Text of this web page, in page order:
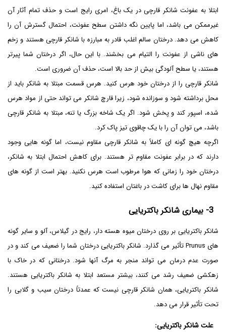
ابتلا به عفونت شانکر قارچی در یک باغ، امری رایج است و حذف تمام آثار آن
غیرممکن می باشد، اما پایین نگه داشتن سطح عفونت، احتمال گسترش آن را
کاهش می دهد. درختان سالم اغلب قادر به مبارزه با شانکر قارچی هستند و زخم
های ناشی از عفونت را التیام می بخشند. با این حال، اگر درختان شما پیرتر
هستند، یا سطح آلودگی بیش از حد بالا است، حذف آن ضروری است.
شانکر قارچی را از درختان خود هرس کنید. هرس قسمت مبتلا به شانکر باید از
محل برداشته شود و سوزانده شود، زیرا قارچ شانکر می تواند حتی از مواد هرس
شده، اسپور کند و پخش شود. اگر یک شاخه بزرگ یا تنه، مبتلا به شانکر قارچی
باشد، می توان آن را با یک چاقوی تیز پاک کرد.
اگرچه هیچ گونه ای کاملاً به شانکر قارچی مقاوم نیست، اما گونه هایی وجود
دارند که در برابر عفونت مقاوم تر هستند. برای کاهش احتمال ابتلا به شانکر،
درختان خود را زمانی که هوا مرطوب است هرس نکنید. بهتر است از گونه های
مقاوم نهال ها برای کاشت در باغتان استفاده کنید.
3- بیماری شانکر باکتریایی
شانکر باکتریایی بر روی درختان میوه هسته دار، رایج در گیلاس، آلو و سایر گونه
های Prunus تأثیر می گذارد. شانکر باکتریایی درختان شما را ضعیف می کند و در
صورت عدم درمان می تواند منجر به مرگ آنها شود. درختانی که در خاک با
زهکشی ضعیف رشد می کنند، بیشتر مستعد ابتلا به شانکر باکتریایی هستند.
شانکر باکتریایی، همان شانکر قارچی نیست که عمدتاً درختان سیب و گلابی را
تحت تأثیر قرار می دهد.
علتشانکر باکتریایی: